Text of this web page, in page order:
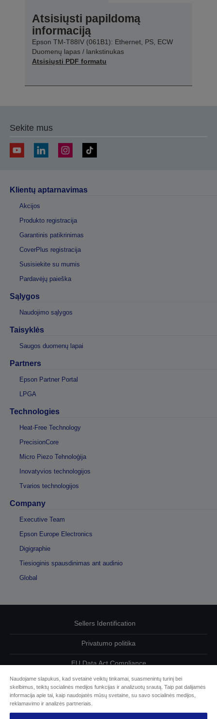
Atsisiųsti papildomą
informaciją
Epson TM-T88IV (061B1): Ethernet, PS, ECW
Duomenų lapas / lankstinukas
Atsisiųsti PDF formatu
Sekite mus
Klientų aptarnavimas
Akcijos
Produkto registracija
Garantinis patikrinimas
CoverPlus registracija
Susisiekite su mumis
Pardavėjų paieška
Sąlygos
Naudojimo sąlygos
Taisyklės
Saugos duomenų lapai
Partners
Epson Partner Portal
LPGA
Technologies
Heat-Free Technology
PrecisionCore
Micro Piezo Tehnoloģija
Inovatyvios technologijos
Tvarios technologijos
Company
Executive Team
Epson Europe Electronics
Digigraphie
Tiesioginis spausdinimas ant audinio
Global
Sellers Identification
Privatumo politika
EU Data Act Compliance
Susisiekite su mumis dėl savo duomenų
Cookie Information
Naudojame slapukus, kad svetainė veiktų tinkamai, suasmenintų turinį bei
skelbimus, teiktų socialinės medijos funkcijas ir analizuotų srautą. Taip pat dalijamės
informacija apie tai, kaip naudojatės mūsų svetaine, su savo socialinės medijos,
reklamavimo ir analizės partneriais.